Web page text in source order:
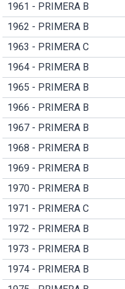
1961 - PRIMERA B
1962 - PRIMERA B
1963 - PRIMERA C
1964 - PRIMERA B
1965 - PRIMERA B
1966 - PRIMERA B
1967 - PRIMERA B
1968 - PRIMERA B
1969 - PRIMERA B
1970 - PRIMERA B
1971 - PRIMERA C
1972 - PRIMERA B
1973 - PRIMERA B
1974 - PRIMERA B